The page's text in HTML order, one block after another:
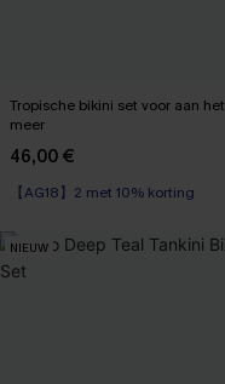
Tropische bikini set voor aan het
meer
46,00 €
【AG18】2 met 10% korting
NIEUW